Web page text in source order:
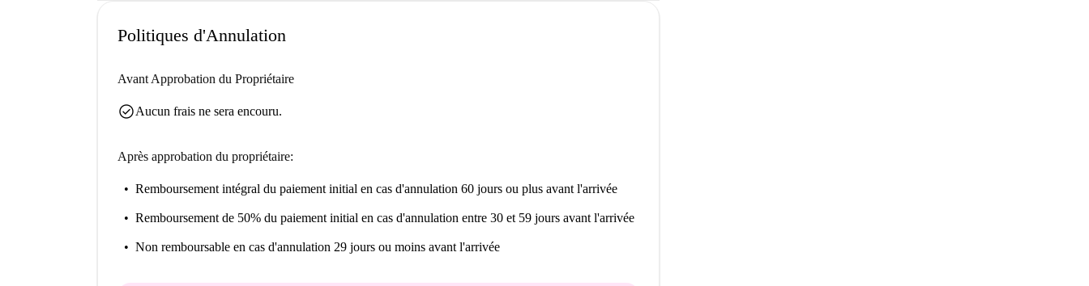
Politiques d'Annulation
Avant Approbation du Propriétaire
check_circleAucun frais ne sera encouru.
Après approbation du propriétaire:
Remboursement intégral du paiement initial en cas d'annulation 60 jours ou plus avant l'arrivée
Remboursement de 50% du paiement initial en cas d'annulation entre 30 et 59 jours avant l'arrivée
Non remboursable en cas d'annulation 29 jours ou moins avant l'arrivée